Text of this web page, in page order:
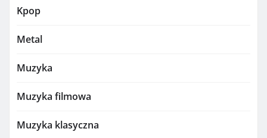
Kpop
Metal
Muzyka
Muzyka filmowa
Muzyka klasyczna